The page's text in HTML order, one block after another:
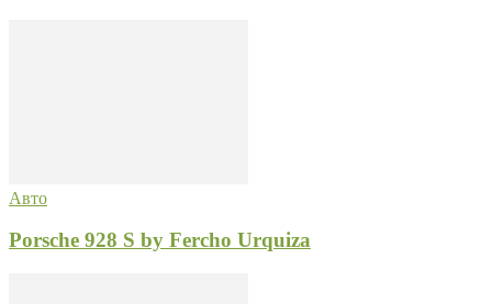
Авто
Porsche 928 S by Fercho Urquiza